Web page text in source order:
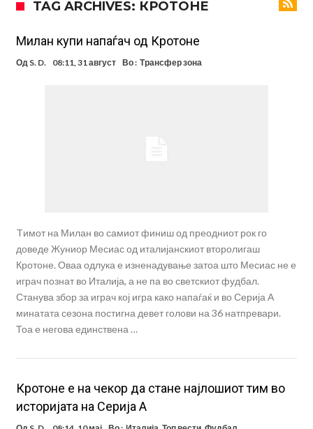
Гимараеш успешно ги мина медицинските прегледи во Арсенал
Нов рекорд на Меси при враќање во тимот на Интер Мајами
Тикет на денот (четврток, 06.08.2026)
TAG ARCHIVES: КРОТОНЕ
Mилан купи напаѓач од Кротоне
Од S. D. 08:11, 31 август Во : Трансфер зона
Tимот на Милан во самиот финиш од преодниот рок го
доведе Жуниор Месиас од италијанскиот второлигаш
Кротоне. Оваа одлука е изненадување затоа што Месиас не е
играч познат во Италија, а не па во светскиот фудбал.
Станува збор за играч кој игра како напаѓаќ и во Серија А
минатата сезона постигна девет голови на 36 натпревари.
Тоа е негова единствена …
Кротоне е на чекор да стане најлошиот тим во
историјата на Серија А